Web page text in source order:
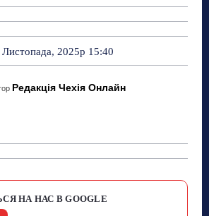
Листопада, 2025р 15:40
Редакція Чехія Онлайн
НА НАС В GOOGLE